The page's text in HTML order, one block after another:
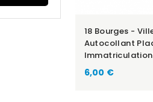
18 Bourges -
Autocollant
6,00 €